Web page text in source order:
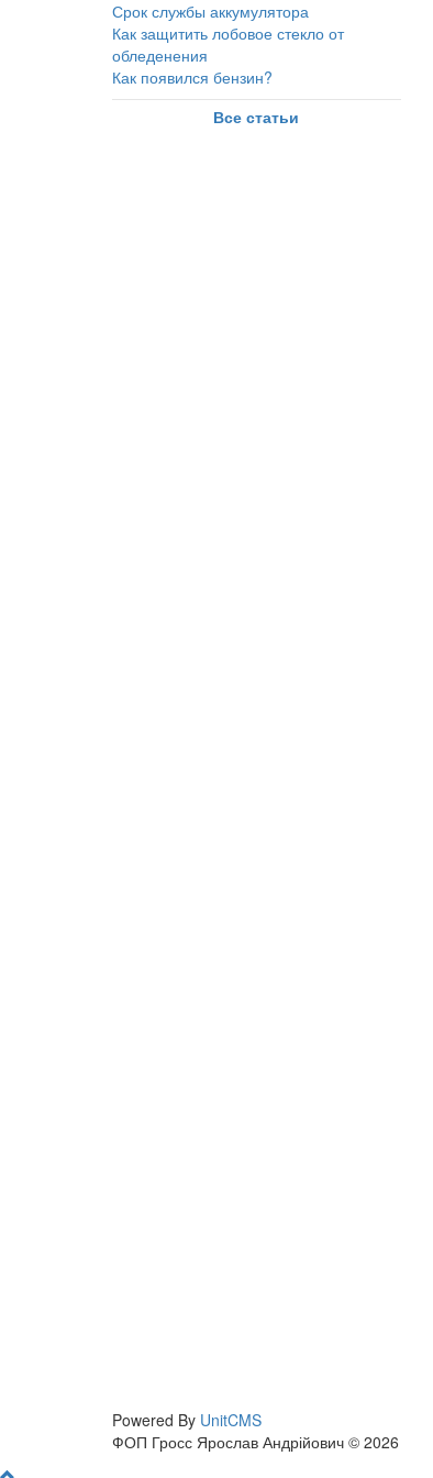
Срок службы аккумулятора
Как защитить лобовое стекло от
обледенения
Как появился бензин?
Все статьи
Powered By UnitCMS
ФОП Гросс Ярослав Андрійович © 2026